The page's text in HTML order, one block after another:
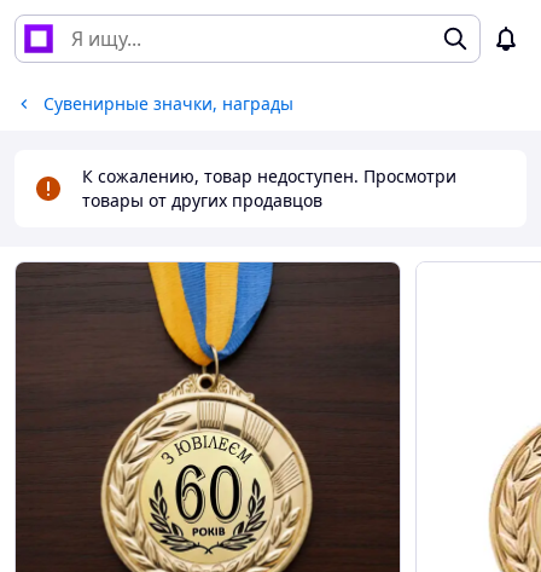
Сувенирные значки, награды
К сожалению, товар недоступен. Просмотри
товары от других продавцов